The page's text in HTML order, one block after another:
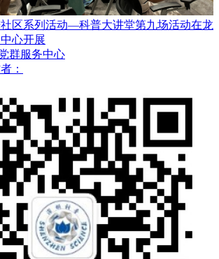
社区系列活动—科普大讲堂第九场活动在龙
心开展
群服务中心
：